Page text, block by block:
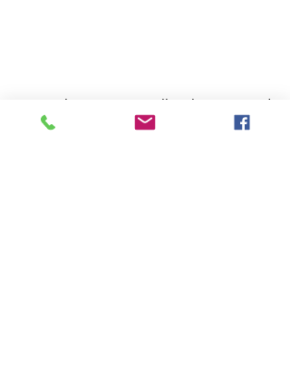
© Copyright all Rights Reserved
Fotolandia